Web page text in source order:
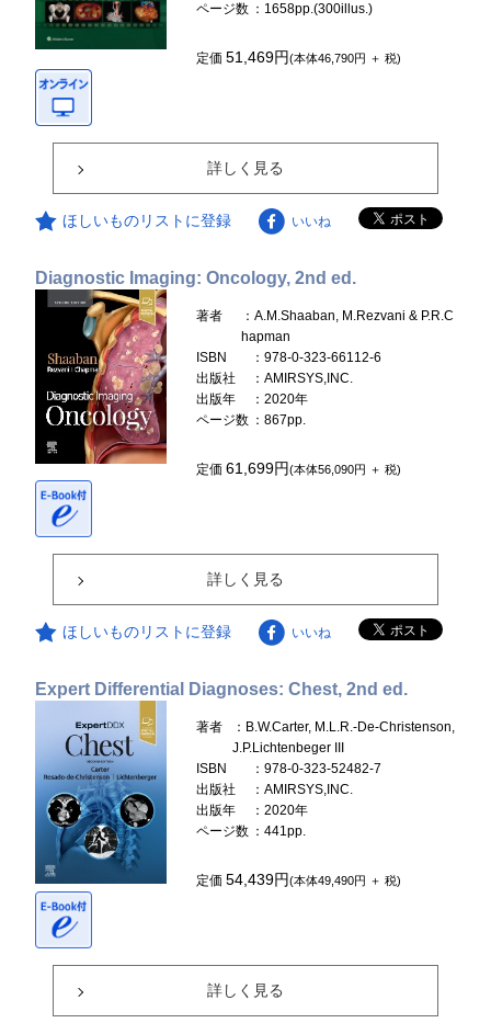
ページ数 ：1658pp.(300illus.)
定価51,469円(本体46,790円 ＋ 税)
詳しく見る
ほしいものリストに登録 いいね
Diagnostic Imaging: Oncology, 2nd ed.
著者
：A.M.Shaaban, M.Rezvani & P.R.C
hapman
ISBN
：978-0-323-66112-6
出版社
：AMIRSYS,INC.
出版年
：2020年
ページ数 ：867pp.
定価61,699円(本体56,090円 ＋ 税)
詳しく見る
ほしいものリストに登録 いいね
Expert Differential Diagnoses: Chest, 2nd ed.
著者
：B.W.Carter, M.L.R.-De-Christenson,
J.P.Lichtenbeger III
ISBN
：978-0-323-52482-7
出版社
：AMIRSYS,INC.
出版年
：2020年
ページ数 ：441pp.
定価54,439円(本体49,490円 ＋ 税)
詳しく見る